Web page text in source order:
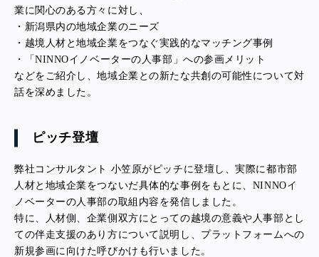
業に関心のある方々に対し、
・新潟県内の地域企業のニーズ
・ 越境人材と地域企業をつなぐ実践的なマッチング事例
・「NINNOイノベーターの人事部」への参画メリット
などをご紹介し、地域企業との新たな共創の可能性について対
話を深めました。
ピッチ登壇
弊社コンサルタント 小笠原がピッチに登壇し、実際に都市部
人材と地域企業をつないだ具体的な事例をもとに、NINNOイ
ノベーターの人事部の取組内容を発信しました。
特に、
人材側、企業側双方にとっての越境の意義や 人事部とし
ての伴走支援のあり方について説明し、プラットフォームへの
新規参画に向けた呼びかけも行いました。